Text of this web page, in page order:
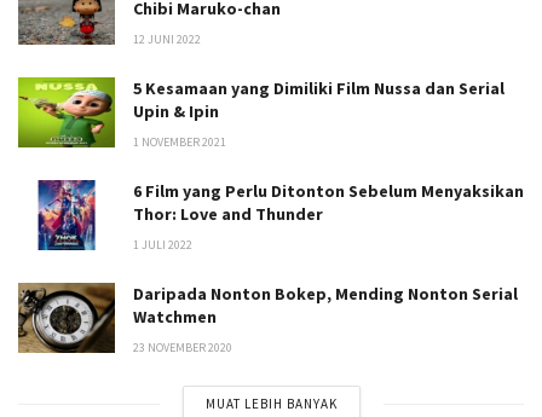
Chibi Maruko-chan
12 JUNI 2022
5 Kesamaan yang Dimiliki Film Nussa dan Serial
Upin & Ipin
1 NOVEMBER 2021
6 Film yang Perlu Ditonton Sebelum Menyaksikan
Thor: Love and Thunder
1 JULI 2022
Daripada Nonton Bokep, Mending Nonton Serial
Watchmen
23 NOVEMBER 2020
MUAT LEBIH BANYAK